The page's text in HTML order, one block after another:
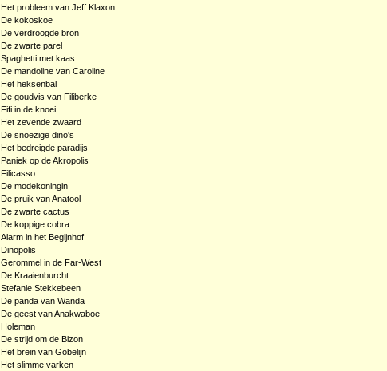
Het probleem van Jeff Klaxon
De kokoskoe
De verdroogde bron
De zwarte parel
Spaghetti met kaas
De mandoline van Caroline
Het heksenbal
De goudvis van Filiberke
Fifi in de knoei
Het zevende zwaard
De snoezige dino's
Het bedreigde paradijs
Paniek op de Akropolis
Filicasso
De modekoningin
De pruik van Anatool
De zwarte cactus
De koppige cobra
Alarm in het Begijnhof
Dinopolis
Gerommel in de Far-West
De Kraaienburcht
Stefanie Stekkebeen
De panda van Wanda
De geest van Anakwaboe
Holeman
De strijd om de Bizon
Het brein van Gobelijn
Het slimme varken